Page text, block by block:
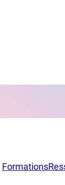
Formations